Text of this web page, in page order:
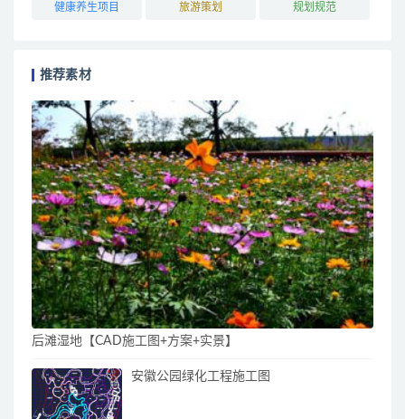
健康养生项目 旅游策划 规划规范
推荐素材
后滩湿地【CAD施工图+方案+实景】
安徽公园绿化工程施工图